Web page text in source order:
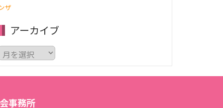
ザ
アーカイブ
事務所